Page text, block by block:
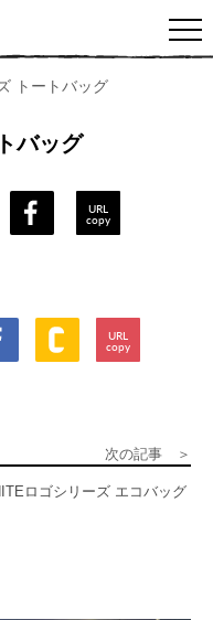
ートバッグ
バッグ
URL
copy
URL
copy
次の記事 ＞
ロゴシリーズ エコバッグ